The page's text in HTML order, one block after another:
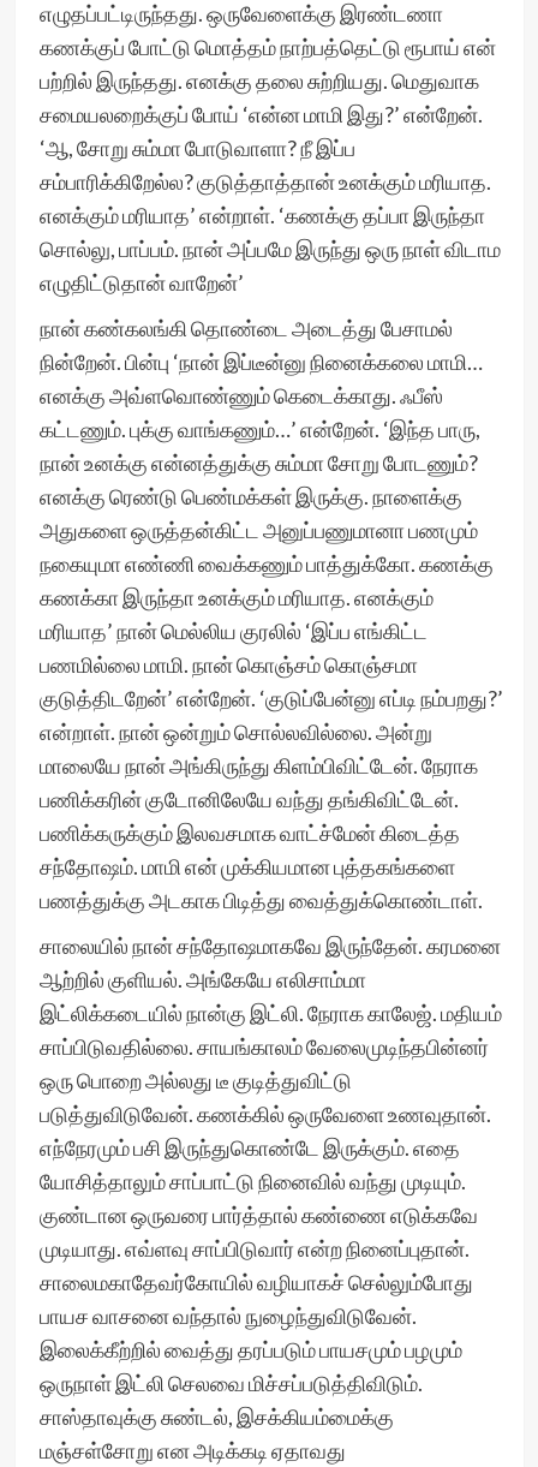
எழுதப்பட்டிருந்தது. ஒருவேளைக்கு இரண்டணா
கணக்குப் போட்டு மொத்தம் நாற்பத்தெட்டு ரூபாய் என்
பற்றில் இருந்தது. எனக்கு தலை சுற்றியது. மெதுவாக
சமையலறைக்குப் போய் ‘என்ன மாமி இது?’ என்றேன்.
‘ஆ, சோறு சும்மா போடுவாளா? நீ இப்ப
சம்பாரிக்கிறேல்ல? குடுத்தாத்தான் உனக்கும் மரியாத.
எனக்கும் மரியாத’ என்றாள். ‘கணக்கு தப்பா இருந்தா
சொல்லு, பாப்பம். நான் அப்பமே இருந்து ஒரு நாள் விடாம
எழுதிட்டுதான் வாறேன்’
நான் கண்கலங்கி தொண்டை அடைத்து பேசாமல்
நின்றேன். பின்பு ‘நான் இப்டீன்னு நினைக்கலை மாமி…
எனக்கு அவ்ளவொண்ணும் கெடைக்காது. ஃபீஸ்
கட்டணும். புக்கு வாங்கணும்…’ என்றேன். ‘இந்த பாரு,
நான் உனக்கு என்னத்துக்கு சும்மா சோறு போடணும்?
எனக்கு ரெண்டு பெண்மக்கள் இருக்கு. நாளைக்கு
அதுகளை ஒருத்தன்கிட்ட அனுப்பணுமானா பணமும்
நகையுமா எண்ணி வைக்கணும் பாத்துக்கோ. கணக்கு
கணக்கா இருந்தா உனக்கும் மரியாத. எனக்கும்
மரியாத’ நான் மெல்லிய குரலில் ‘இப்ப எங்கிட்ட
பணமில்லை மாமி. நான் கொஞ்சம் கொஞ்சமா
குடுத்திடறேன்’ என்றேன். ‘குடுப்பேன்னு எப்டி நம்பறது?’
என்றாள். நான் ஒன்றும் சொல்லவில்லை. அன்று
மாலையே நான் அங்கிருந்து கிளம்பிவிட்டேன். நேராக
பணிக்கரின் குடோனிலேயே வந்து தங்கிவிட்டேன்.
பணிக்கருக்கும் இலவசமாக வாட்ச்மேன் கிடைத்த
சந்தோஷம். மாமி என் முக்கியமான புத்தகங்களை
பணத்துக்கு அடகாக பிடித்து வைத்துக்கொண்டாள்.
சாலையில் நான் சந்தோஷமாகவே இருந்தேன். கரமனை
ஆற்றில் குளியல். அங்கேயே எலிசாம்மா
இட்லிக்கடையில் நான்கு இட்லி. நேராக காலேஜ். மதியம்
சாப்பிடுவதில்லை. சாயங்காலம் வேலைமுடிந்தபின்னர்
ஒரு பொறை அல்லது டீ குடித்துவிட்டு
படுத்துவிடுவேன். கணக்கில் ஒருவேளை உணவுதான்.
எந்நேரமும் பசி இருந்துகொண்டே இருக்கும். எதை
யோசித்தாலும் சாப்பாட்டு நினைவில் வந்து முடியும்.
குண்டான ஒருவரை பார்த்தால் கண்ணை எடுக்கவே
முடியாது. எவ்ளவு சாப்பிடுவார் என்ற நினைப்புதான்.
சாலைமகாதேவர்கோயில் வழியாகச் செல்லும்போது
பாயச வாசனை வந்தால் நுழைந்துவிடுவேன்.
இலைக்கீற்றில் வைத்து தரப்படும் பாயசமும் பழமும்
ஒருநாள் இட்லி செலவை மிச்சப்படுத்திவிடும்.
சாஸ்தாவுக்கு சுண்டல், இசக்கியம்மைக்கு
மஞ்சள்சோறு என அடிக்கடி ஏதாவது